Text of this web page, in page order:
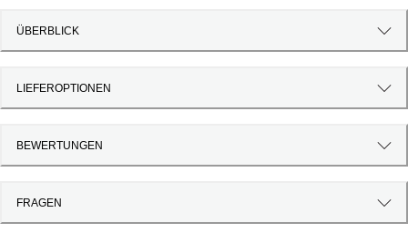
ÜBERBLICK
LIEFEROPTIONEN
BEWERTUNGEN
FRAGEN